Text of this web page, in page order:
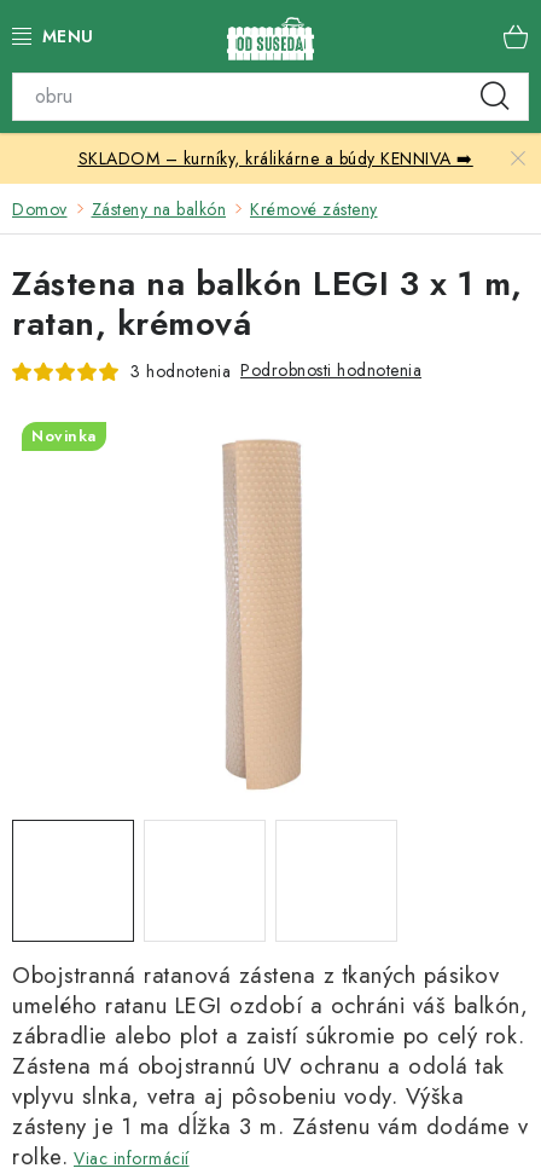
na
Katalóg produktov
Skleníky
Nábytok
Chovateľské potreby
Vonkajšia dlažba
SKLADOM – kurníky, králikárne a búdy KENNIVA ➡️
Domov Zásteny na balkón Krémové zásteny
Obojstranná ratanová zástena z tkaných pásikov
umelého ratanu LEGI ozdobí a ochráni váš balkón,
zábradlie alebo plot a zaistí súkromie po celý rok.
Zástena má obojstrannú UV ochranu a odolá tak
vplyvu slnka, vetra aj pôsobeniu vody. Výška
zásteny je 1 ma dĺžka 3 m. Zástenu vám dodáme v
rolke. Viac informácií
Zástena na balkón LEGI 3 x 1 m,
ratan, krémová
3 hodnotenia Podrobnosti hodnotenia
Novinka